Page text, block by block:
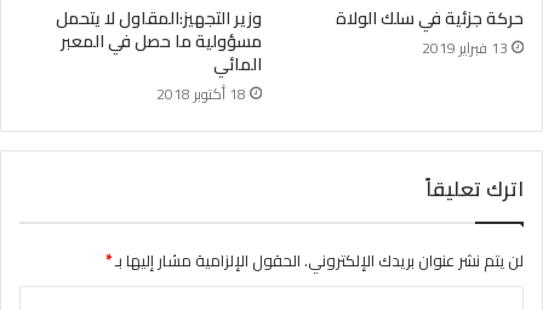
حركة جزئية في سلك الولاة
13 فبراير 2019
وزير التجهيز:المقاول لا يتحمل
مسؤولية ما حصل في المعبر
المائي
18 أكتوبر 2018
اترك تعليقاً
لن يتم نشر عنوان بريدك الإلكتروني.الحقول الإلزامية مشار إليها بـ*